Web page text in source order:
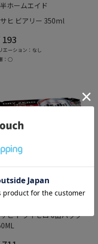
ホームエイド
ヒ ビアリー 350ml
193
エーション：なし
：○
半ホームエイド
ヒ ドライゼロ 6缶パック